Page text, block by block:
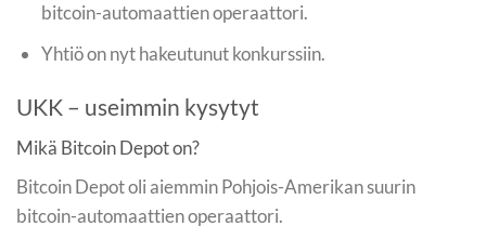
bitcoin-automaattien operaattori.
Yhtiö on nyt hakeutunut konkurssiin.
UKK – useimmin kysytyt
Mikä Bitcoin Depot on?
Bitcoin Depot oli aiemmin Pohjois-Amerikan suurin
bitcoin-automaattien operaattori.